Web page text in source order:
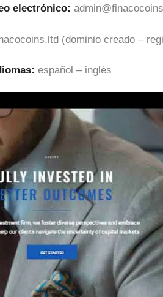
electrónico:
(dominio creado –
español – inglés